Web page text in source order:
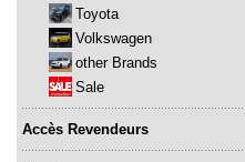
Toyota
Volkswagen
other Brands
Sale
Accès Revendeurs